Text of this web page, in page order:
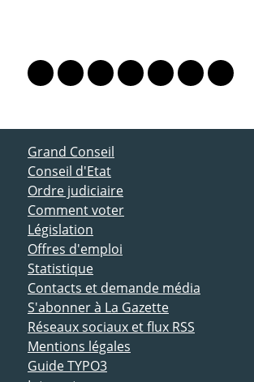
Lien vers le profil Mastodon
Lien vers le profil Bluesky
Lien vers le profil
Lien vers le profil
Lien vers le
Lien vers
ACCÈS DIRECT
Grand Conseil
Conseil d'Etat
Ordre judiciaire
Comment voter
Législation
Offres d'emploi
Statistique
Contacts et demande média
S'abonner à La Gazette
Réseaux sociaux et flux RSS
Mentions légales
Guide TYPO3